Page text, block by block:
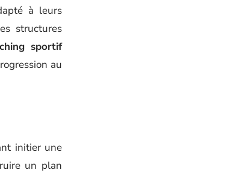
à leurs
structures
sportif
au
initier une
un plan